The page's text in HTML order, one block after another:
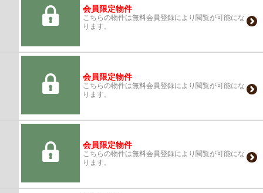
会員限定物件
こちらの物件は無料会員登録により閲覧が可能にな
ります。
会員限定物件
こちらの物件は無料会員登録により閲覧が可能にな
ります。
会員限定物件
こちらの物件は無料会員登録により閲覧が可能にな
ります。